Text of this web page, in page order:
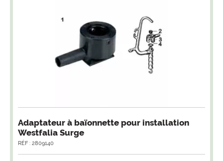
Adaptateur à baïonnette pour installation
Westfalia Surge
RÉF : 2809140